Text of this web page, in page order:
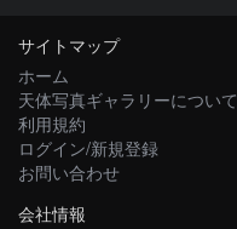
サイトマップ
ホーム
天体写真ギャラリーについて
利用規約
ログイン/新規登録
お問い合わせ
会社情報